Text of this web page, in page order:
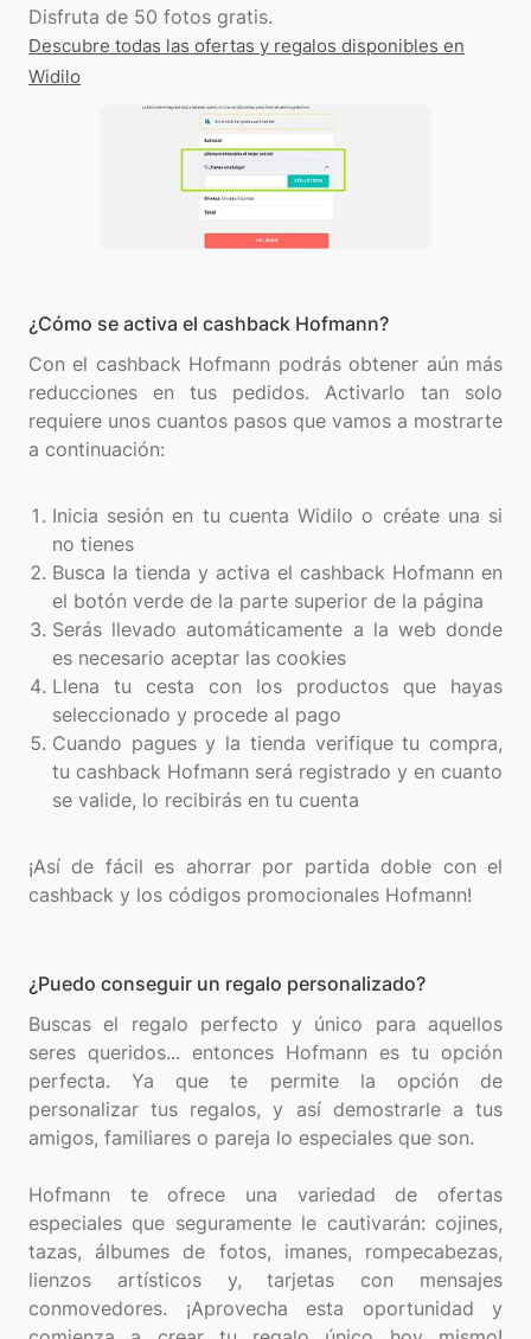
Descubre todas las ofertas y regalos disponibles en
Widilo
¿Cómo se activa el cashback Hofmann?
Con el cashback Hofmann podrás obtener aún más
reducciones en tus pedidos. Activarlo tan solo
requiere unos cuantos pasos que vamos a mostrarte
a continuación:
Inicia sesión en tu cuenta Widilo o créate una si
no tienes
Busca la tienda y activa el cashback Hofmann en
el botón verde de la parte superior de la página
Serás llevado automáticamente a la web donde
es necesario aceptar las cookies
Llena tu cesta con los productos que hayas
seleccionado y procede al pago
Cuando pagues y la tienda verifique tu compra,
tu cashback Hofmann será registrado y en cuanto
se valide, lo recibirás en tu cuenta
¡Así de fácil es ahorrar por partida doble con el
¿Puedo conseguir un regalo personalizado?
Buscas el regalo perfecto y único para aquellos
seres queridos... entonces Hofmann es tu opción
perfecta. Ya que te permite la opción de
personalizar tus regalos, y así demostrarle a tus
amigos, familiares o pareja lo especiales que son.
Hofmann te ofrece una variedad de ofertas
especiales que seguramente le cautivarán: cojines,
tazas, álbumes de fotos, imanes, rompecabezas,
lienzos artísticos y, tarjetas con mensajes
conmovedores. ¡Aprovecha esta oportunidad y